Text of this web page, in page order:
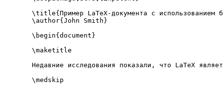
\title{Пример LaTeX-документа с использованием
\author{John Smith}
\begin{ document }
\maketitle
Недавние исследования показали, что LaTeX
\medskip